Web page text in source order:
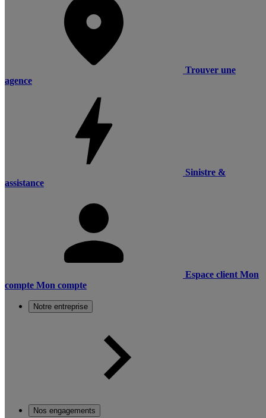
Trouver une
agence
Sinistre &
assistance
Espace client Mon
compte Mon compte
Notre entreprise
Nos engagements